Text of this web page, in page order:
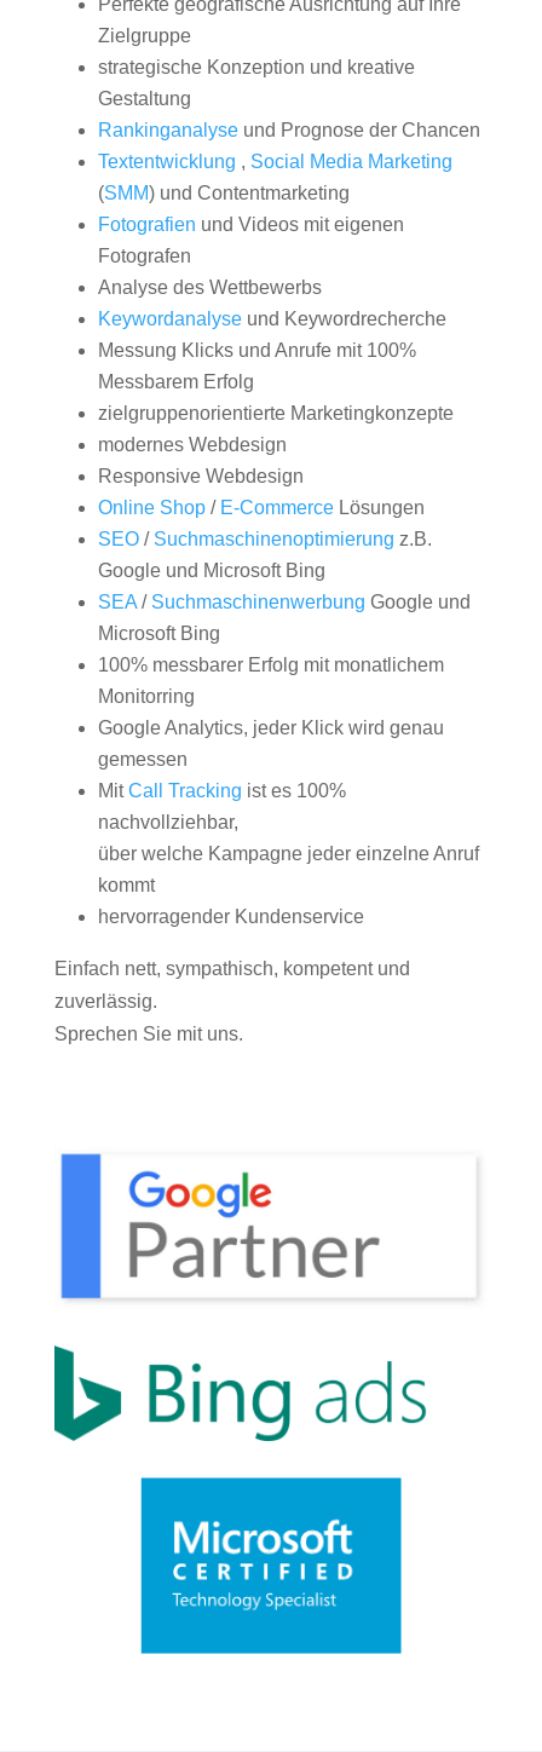
Perfekte geografische Ausrichtung auf Ihre
Zielgruppe
strategische Konzeption und kreative
Gestaltung
Rankinganalyseund Prognose der Chancen
Textentwicklung , Social Media Marketing
(SMM) und Contentmarketing
Fotografien und Videos mit eigenen
Fotografen
Analyse des Wettbewerbs
Keywordanalyseund Keywordrecherche
Messung Klicks und Anrufe mit 100%
Messbarem Erfolg
zielgruppenorientierte Marketingkonzepte
modernes Webdesign
Responsive Webdesign
Online Shop/ E-CommerceLösungen
SEO/ Suchmaschinenoptimierung z.B.
Google und Microsoft Bing
SEA/ Suchmaschinenwerbung Google und
Microsoft Bing
100% messbarer Erfolg mit monatlichem
Monitorring
Google Analytics, jeder Klick wird genau
gemessen
MitCall Tracking ist es 100%
nachvollziehbar,
über welche Kampagne jeder einzelne Anruf
kommt
hervorragender Kundenservice
Einfach nett, sympathisch, kompetent und
zuverlässig.
Sprechen Sie mit uns.